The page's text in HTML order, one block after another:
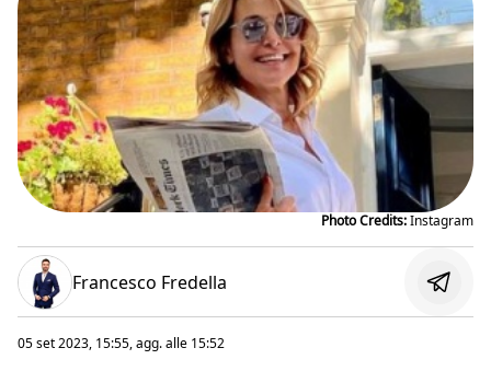
Photo Credits:Instagram
Francesco Fredella
05 set 2023, 15:55, agg. alle 15:52